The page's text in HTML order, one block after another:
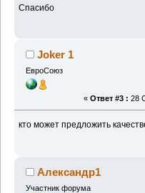
Спасибо
Joker 1
ЕвроСоюз
« Ответ #3 : 28
кто может предложить
Александр1
Участник форума